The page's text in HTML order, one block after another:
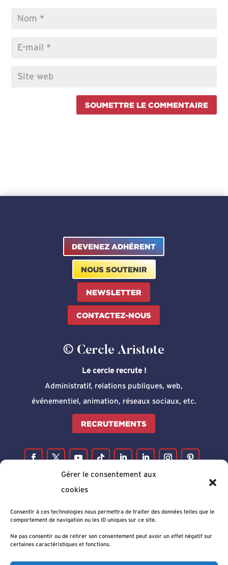
Gérer le consentement aux
cookies
Consentir à ces technologies nous permettra de traiter des données telles que le
comportement de navigation ou les ID uniques sur ce site.
Ne pas consentir ou de retirer son consentement peut avoir un effet négatif sur
certaines caractéristiques et fonctions.
SOUMETTRE LE COMMENTAIRE
DEVENEZ ADHÉRENT
NOUS SOUTENIR
NEWSLETTER
CONTACTEZ-NOUS
© Cercle Aristote
Le cercle recrute !
Administratif, relations publiques, web,
événementiel, animation, réseaux sociaux, etc.
RECRUTEMENTS